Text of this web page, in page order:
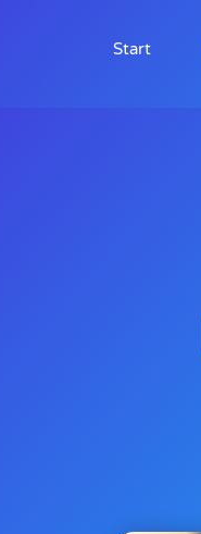
Start